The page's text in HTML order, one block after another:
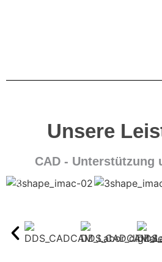
Unsere
CAD - Unterstützung